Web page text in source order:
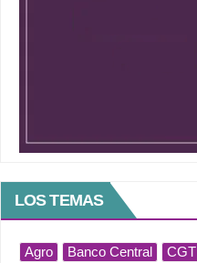
LOS TEMAS
Agro Banco Central CGT